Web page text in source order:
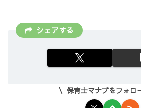
シェアする
保育士マナブをフォロ